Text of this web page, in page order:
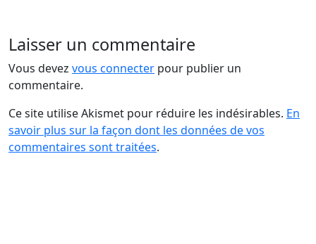
Laisser un commentaire
Vous devez vous connecter pour publier un
commentaire.
Ce site utilise Akismet pour réduire les indésirables. En
savoir plus sur la façon dont les données de vos
commentaires sont traitées.